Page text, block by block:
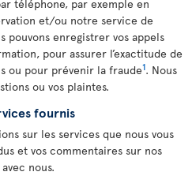
téléphone, par exemple en
et/ou notre service de
pouvons enregistrer vos appels
pour assurer l’exactitude de
ou pour prévenir la fraude1. Nous
ou vos plaintes.
fournis
sur les services que nous vous
et vos commentaires sur nos
nous.